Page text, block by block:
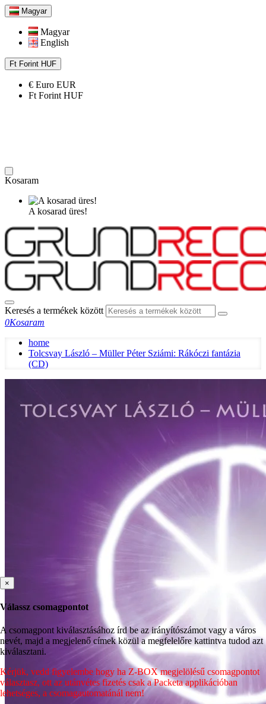
Magyar
Magyar
English
Ft Forint HUF
€ Euro EUR
Ft Forint HUF
Kosaram
A kosarad üres!
Keresés a termékek között
0Kosaram
home
Tolcsvay László – Müller Péter Sziámi: Rákóczi fantázia
(CD)
×
Válassz csomagpontot
A csomagpont kiválasztásához írd be az irányítószámot vagy a város
nevét, majd a megjelenő címek közül a megfelelőre kattintva tudod azt
kiválasztani.
Kérjük, vedd figyelembe hogy ha Z-BOX megjelölésű csomagpontot
választasz, ott az utánvétes fizetés csak a Packeta applikációban
lehetséges, a csomagautomatánál nem!